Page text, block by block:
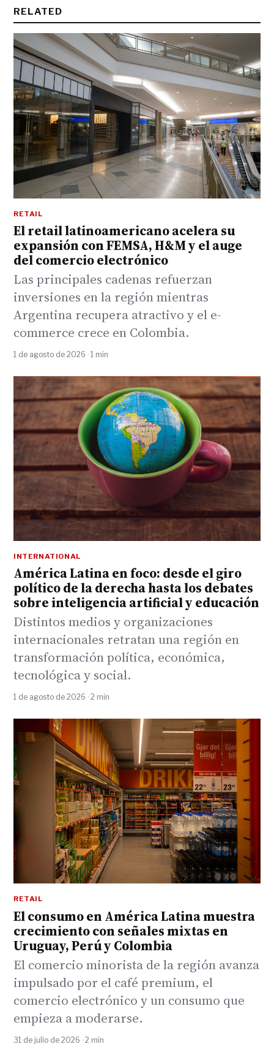
RELATED
RETAIL
El retail latinoamericano acelera su
expansión con FEMSA, H&M y el auge
del comercio electrónico
Las principales cadenas refuerzan
inversiones en la región mientras
Argentina recupera atractivo y el e-
commerce crece en Colombia.
1 de agosto de 2026 · 1 min
INTERNATIONAL
América Latina en foco: desde el giro
político de la derecha hasta los debates
sobre inteligencia artificial y educación
Distintos medios y organizaciones
internacionales retratan una región en
transformación política, económica,
tecnológica y social.
1 de agosto de 2026 · 2 min
RETAIL
El consumo en América Latina muestra
crecimiento con señales mixtas en
Uruguay, Perú y Colombia
El comercio minorista de la región avanza
impulsado por el café premium, el
comercio electrónico y un consumo que
empieza a moderarse.
31 de julio de 2026 · 2 min